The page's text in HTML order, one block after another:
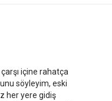
içine rahatça
söyleyim, eski
her yere gidiş